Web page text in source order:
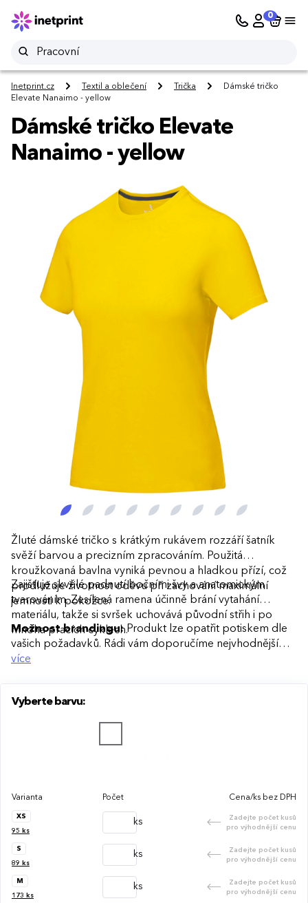
0
Inetprint.cz Textil a oblečení Trička
Dámské tričko
Elevate Nanaimo - yellow
Dámské tričko Elevate
Nanaimo - yellow
Žluté dámské tričko s krátkým rukávem rozzáří šatník
svěží barvou a precizním zpracováním. Použitá
kroužkovaná bavlna vyniká pevnou a hladkou přízí, což
prodlužuje životnost oděvu při zachování maximální
jemnosti k pokožce.
Zajišťuje skvělé padnutí bočními švy a anatomickým
tvarováním. Zesílená ramena účinně brání vytahání
materiálu, takže si svršek uchovává původní střih i po
mnoha pracích cyklech.
Možnost brandingu:Produkt lze opatřit potiskem dle
vašich požadavků. Rádi vám doporučíme nejvhodnější
technologii potisku s ohledem na design i váš rozpočet.
více
Vyberte barvu:
Varianta Počet Cena/ks bez DPH
XS
95 ks
ks
Zadejte počet kusů
pro výhodnější cenu
S
89 ks
ks
Zadejte počet kusů
pro výhodnější cenu
M
173 ks
ks
Zadejte počet kusů
pro výhodnější cenu